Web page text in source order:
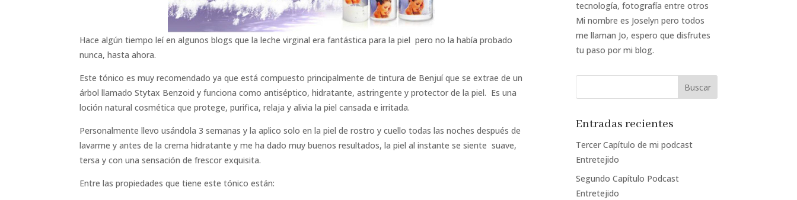
Hace algún tiempo leí en algunos blogs que la leche virginal era fantástica para la piel pero no la había probado
nunca, hasta ahora.
Este tónico es muy recomendado ya que está compuesto principalmente de tintura de Benjuí que se extrae de un
árbol llamado Stytax Benzoid y funciona como antiséptico, hidratante, astringente y protector de la piel. Es una
loción natural cosmética que protege, purifica, relaja y alivia la piel cansada e irritada.
Personalmente llevo usándola 3 semanas y la aplico solo en la piel de rostro y cuello todas las noches después de
lavarme y antes de la crema hidratante y me ha dado muy buenos resultados, la piel al instante se siente suave,
tersa y con una sensación de frescor exquisita.
Entre las propiedades que tiene este tónico están:
tecnología, fotografía entre otros
Mi nombre es Joselyn pero todos
me llaman Jo, espero que disfrutes
tu paso por mi blog.
Entradas recientes
Tercer Capítulo de mi podcast
Entretejido
Segundo Capítulo Podcast
Entretejido